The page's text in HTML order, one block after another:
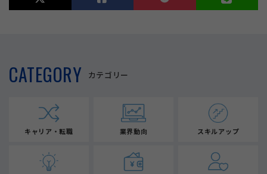
CATEGORY カテゴリー
キャリア・転職 業界動向 スキルアップ